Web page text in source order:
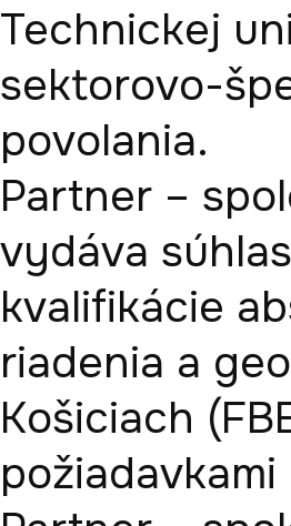
Technickej
sektorovo-
povolania.
Partner –
vydáva
kvalifikácie
riadenia a
Košiciach